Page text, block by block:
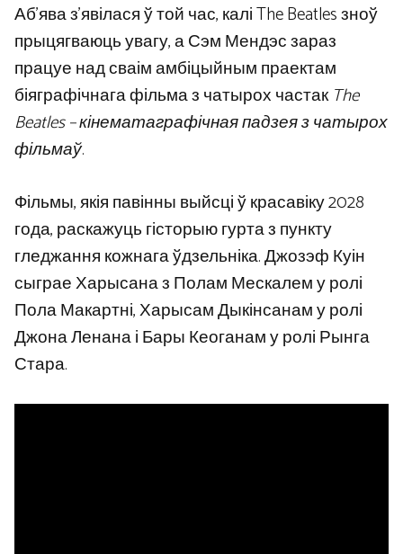
Аб’ява з’явілася ў той час, калі The Beatles зноў
прыцягваюць увагу, а Сэм Мендэс зараз
працуе над сваім амбіцыйным праектам
біяграфічнага фільма з чатырох частакThe
Beatles – кінематаграфічная падзея з чатырох
фільмаў.
Фільмы, якія павінны выйсці ў красавіку 2028
года, раскажуць гісторыю гурта з пункту
гледжання кожнага ўдзельніка. Джозэф Куін
сыграе Харысана з Полам Мескалем у ролі
Пола Макартні, Харысам Дыкінсанам у ролі
Джона Ленана і Бары Кеоганам у ролі Рынга
Стара.